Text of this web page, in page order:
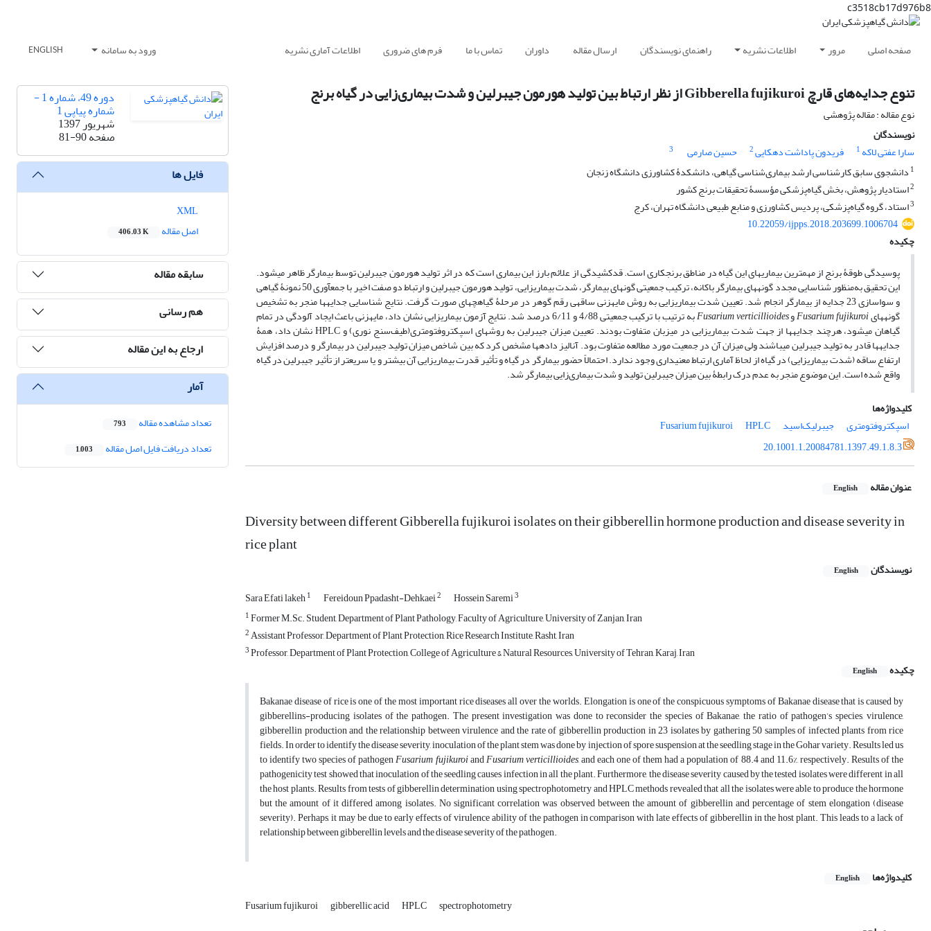
c3518cb17d976b8
صفحه اصلی مرور اطلاعات نشریه راهنمای نویسندگان ارسال مقاله داوران تماس با ما فرم های ضروری اطلاعات آماری نشریه ورود به سامانه ENGLISH
تنوع جدایه‌های قارچ Gibberella fujikuroi از نظر ارتباط بین تولید هورمون جیبرلین و شدت بیماری‌زایی در گیاه برنج
نوع مقاله : مقاله پژوهشی
نویسندگان
سارا عفتی لاکه 1 فریدون پاداشت دهکایی2 حسین صارمی
3
1 دانشجوی سابق کارشناسی ارشد بیماری‌شناسی گیاهی، دانشکدۀ کشاورزی دانشگاه زنجان
2استادیار پژوهش، بخش گیاه‌پزشکی مؤسسۀ تحقیقات برنج کشور
3استاد، گروه گیاه‌پزشکی، پردیس کشاورزی و منابع طبیعی دانشگاه تهران، کرج
10.22059/ijpps.2018.203699.1006704
چکیده
پوسیدگی طوقۀ برنج از مهم­ترین بیماری­های این گیاه در مناطق برنج­کاری است. قدکشیدگی از علائم بارز این بیماری است که در اثر تولید هورمون جیبرلین توسط بیمارگر ظاهر می­شود.
این تحقیق به‌منظور شناسایی مجدد گونه­های بیمارگر باکانه، ترکیب جمعیتی گونه­ای بیمارگر، شدت بیماری­زایی، تولید هورمون جیبرلین و ارتباط دو صفت اخیر با جمع­آوری 50 نمونۀ گیاهی
و سوا­سازی 23 جدایه از بیمارگر انجام شد. تعیین شدت بیماری­زایی به روش مایه­زنی ساقه­ی رقم گوهر در مرحلۀ گیاهچه­ای صورت گرفت. نتایج شناسایی جدایه­ها منجر به تشخیص
گونه­هایFusarium fujikuroiوFusarium verticillioides به ترتیب با ترکیب جمعیتی 4/88 و 6/11 درصد شد. نتایج آزمون بیماری­زایی نشان داد، مایه­زنی باعث ایجاد آلودگی در تمام
گیاهان می­شود، هر­چند جدایه­ها از جهت شدت بیماری­زایی در میزبان متفاوت بودند. تعیین میزان جیبرلین به روش­های اسپکتروفتومتری(طیف‌سنج نوری) و HPLC نشان داد، همۀ
جدایه­ها قادر به تولید جیبرلین می­باشند ولی میزان آن در جمعیت مورد مطالعه متفاوت بود. آنالیز داده­ها مشخص کرد که بین شاخص میزان تولید جیبرلین در بیمارگر و درصد افزایش
ارتفاع ساقه (شدت بیماری­زایی) در گیاه از لحاظ آماری ارتباط معنی­داری وجود ندارد. احتمالاً حضور بیمارگر در گیاه و تأثیر قدرت بیماری­زایی آن بیشتر و یا سریع­تر از تأثیر جیبرلین در گیاه
واقع شده است. این موضوع منجر به عدم درک رابطۀ بین میزان جیبرلین تولید و شدت بیماری‌زایی بیمارگر شد.
کلیدواژه‌ها
اسپکتروفتومتری
جیبرلیک‌اسید Fusarium fujikuroi
HPLC
20.1001.1.20084781.1397.49.1.8.3
عنوان مقاله English
Diversity between different Gibberella fujikuroi isolates on their gibberellin hormone production and disease severity in
rice plant
نویسندگان English
Sara Efati lakeh1 Fereidoun Ppadasht-Dehkaei2 Hossein Saremi3
1Former M.Sc. Student, Department of Plant Pathology, Faculty of Agriculture, University of Zanjan, Iran
2Assistant Professor, Department of Plant Protection, Rice Research Institute, Rasht, Iran
3Professor, Department of Plant Protection, College of Agriculture & Natural Resources, University of Tehran, Karaj, Iran
چکیده
English
Bakanae disease of rice is one of the most important rice diseases all over the worlds. Elongation is one of the conspicuous symptoms of Bakanae disease that is caused by
gibberellins-producing isolates of the pathogen. The present investigation was done to reconsider the species of Bakanae, the ratio of pathogen’s species, virulence,
gibberellin production and the relationship between virulence and the rate of gibberellin production in 23 isolates by gathering 50 samples of infected plants from rice
fields. In order to identify the disease severity, inoculation of the plant stem was done by injection of spore suspension at the seedling stage in the Gohar variety. Results led us
to identify two species of pathogenFusarium fujikuroiandFusarium verticillioides, and each one of them had a population of 88.4 and 11.6%, respectively. Results of the
pathogenicity test showed that inoculation of the seedling causes infection in all the plant. Furthermore, the disease severity caused by the tested isolates were different in all
the host plants. Results from tests of gibberellin determination using spectrophotometry and HPLC methods revealed that all the isolates were able to produce the hormone
but the amount of it differed among isolates. No significant correlation was observed between the amount of gibberellin and percentage of stem elongation (disease
severity). Perhaps, it may be due to early effects of virulence ability of the pathogen in comparison with late effects of gibberellin in the host plant. This leads to a lack of
relationship between gibberellin levels and the disease severity of the pathogen.
کلیدواژه‌ها English
Fusarium fujikuroi gibberellic acid HPLC spectrophotometry
دوره 49، شماره 1 -
شماره پیاپی 1
شهریور 1397
صفحه81-90
فایل ها
اصل مقاله
406.03 K
سابقه مقاله
هم رسانی
ارجاع به این مقاله
آمار
تعداد مشاهده مقاله 793
تعداد دریافت فایل اصل مقاله 1,003